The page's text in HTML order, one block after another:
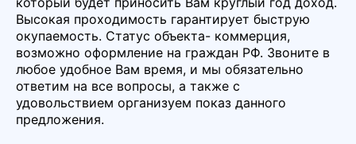
Высокая проходимость гарантирует быструю
окупаемость. Статус объекта- коммерция,
возможно оформление на граждан РФ. Звоните в
любое удобное Вам время, и мы обязательно
ответим на все вопросы, а также с
удовольствием организуем показ данного
предложения.